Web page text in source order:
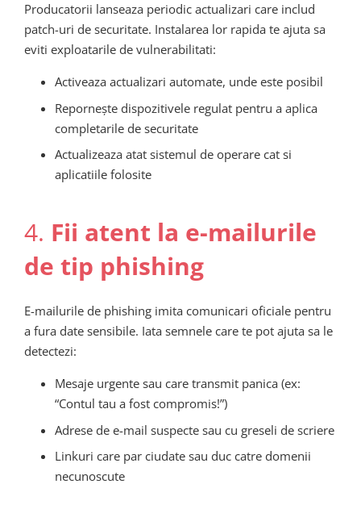
Producatorii lanseaza periodic actualizari care includ
patch-uri de securitate. Instalarea lor rapida te ajuta sa
eviti exploatarile de vulnerabilitati:
Activeaza actualizari automate, unde este posibil
Repornește dispozitivele regulat pentru a aplica
completarile de securitate
Actualizeaza atat sistemul de operare cat si
aplicatiile folosite
4. Fii atent la e-mailurile
de tip phishing
E-mailurile de phishing imita comunicari oficiale pentru
a fura date sensibile. Iata semnele care te pot ajuta sa le
detectezi:
Mesaje urgente sau care transmit panica (ex:
“Contul tau a fost compromis!”)
Adrese de e-mail suspecte sau cu greseli de scriere
Linkuri care par ciudate sau duc catre domenii
necunoscute